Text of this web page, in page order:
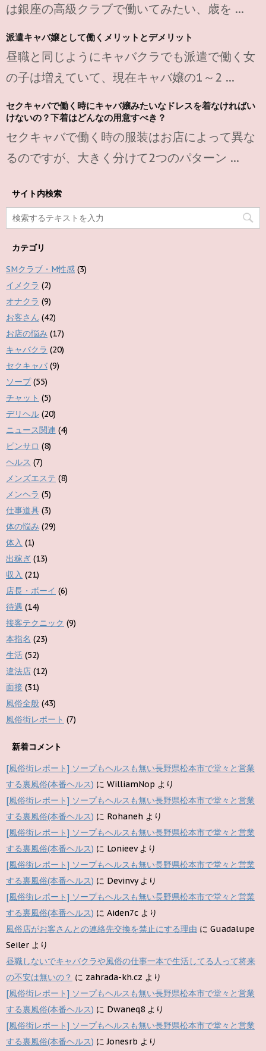
は銀座の高級クラブで働いてみたい、歳を ...
派遣キャバ嬢として働くメリットとデメリット
昼職と同じようにキャバクラでも派遣で働く女
の子は増えていて、現在キャバ嬢の1～2 ...
セクキャバで働く時にキャバ嬢みたいなドレスを着なければい
けないの？下着はどんなの用意すべき？
セクキャバで働く時の服装はお店によって異な
るのですが、大きく分けて2つのパターン ...
サイト内検索
カテゴリ
SMクラブ・M性感 (3)
イメクラ (2)
オナクラ (9)
お客さん (42)
お店の悩み (17)
キャバクラ (20)
セクキャバ(9)
ソープ(55)
チャット (5)
デリヘル (20)
ニュース関連 (4)
ピンサロ (8)
ヘルス (7)
メンズエステ (8)
メンヘラ (5)
仕事道具 (3)
体の悩み (29)
体入 (1)
出稼ぎ (13)
収入 (21)
店長・ボーイ (6)
待遇 (14)
接客テクニック (9)
本指名 (23)
生活 (52)
違法店 (12)
面接 (31)
風俗全般 (43)
風俗街レポート (7)
新着コメント
[風俗街レポート] ソープもヘルスも無い長野県松本市で堂々と営業
する裏風俗(本番ヘルス) に WilliamNop より
[風俗街レポート] ソープもヘルスも無い長野県松本市で堂々と営業
する裏風俗(本番ヘルス) に Rohaneh より
[風俗街レポート] ソープもヘルスも無い長野県松本市で堂々と営業
する裏風俗(本番ヘルス) に Lonieevより
[風俗街レポート] ソープもヘルスも無い長野県松本市で堂々と営業
する裏風俗(本番ヘルス) に Devinvyより
[風俗街レポート] ソープもヘルスも無い長野県松本市で堂々と営業
する裏風俗(本番ヘルス) に Aiden7c より
風俗店がお客さんとの連絡先交換を禁止にする理由 に Guadalupe
Seiler より
昼職しないでキャバクラや風俗の仕事一本で生活してる人って将来
の不安は無いの？ に zahrada-kh.cz より
[風俗街レポート] ソープもヘルスも無い長野県松本市で堂々と営業
する裏風俗(本番ヘルス) に Dwaneq8 より
[風俗街レポート] ソープもヘルスも無い長野県松本市で堂々と営業
する裏風俗(本番ヘルス) にJonesrb より